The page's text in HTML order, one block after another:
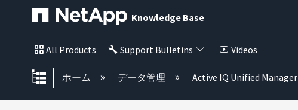
Knowledge Base
All Products Support Bulletins Videos
グローバル階層を展開/折りたたむ
ホーム データ管理 Active IQ Unified Manager